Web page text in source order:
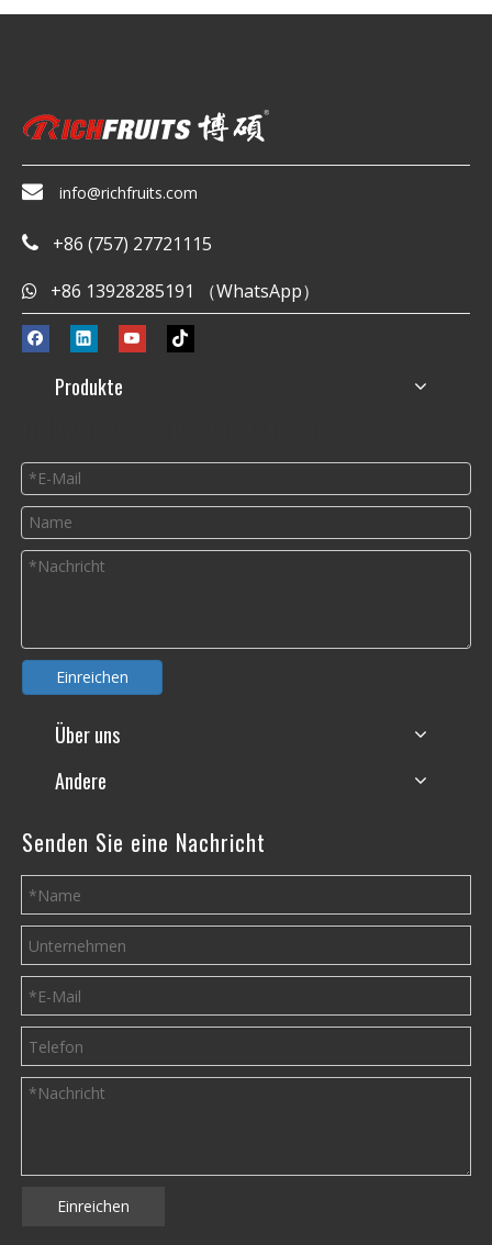
 info@richfruits.com
 +86 (757) 27721115
 +86 13928285191 （WhatsApp）
Produkte
Einreichen
Über uns
Andere
Senden Sie eine Nachricht
Einreichen